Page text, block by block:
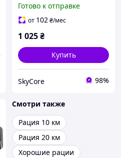
серииDP4000,DP4800,DP4
801,DP4600,DP4601
Готово к отправке
от 102₴/мес
1 025₴
Купить
SkyCore 98%
Смотри также
Рация 10 км
Рация 20 км
Хорошие рации